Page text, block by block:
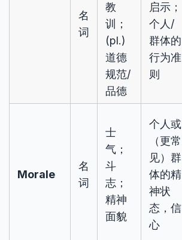
名
词
教
训；
(pl.)
道德
规范/
品德
启示；
个人/
群体的
行为准
则
Morale
名
词
士
气；
斗
志；
精神
面貌
个人或
（更常
见）群
体的精
神状
态，信
心